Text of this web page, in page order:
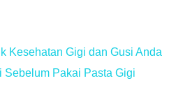
Kesehatan Gigi dan Gusi Anda
Sebelum Pakai Pasta Gigi